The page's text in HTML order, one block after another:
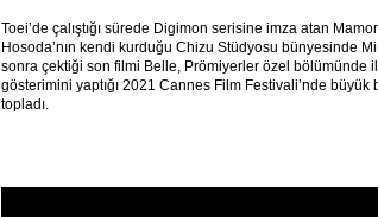
Toei’de çalıştığı sürede Digimon serisine imza atan
Hosoda’nın kendi kurduğu Chizu Stüdyosu bünyesinde
sonra çektiği son filmi Belle, Prömiyerler özel bölümünde
gösterimini yaptığı 2021 Cannes Film Festivali’nde büyük
topladı.